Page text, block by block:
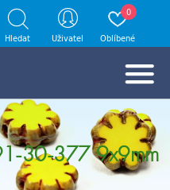
30-377 9x9mm
Hledat Uživatel
0
Oblíbené